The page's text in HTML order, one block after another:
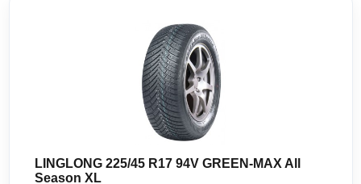
LINGLONG 225/45 R17 94V GREEN-MAX All
Season XL